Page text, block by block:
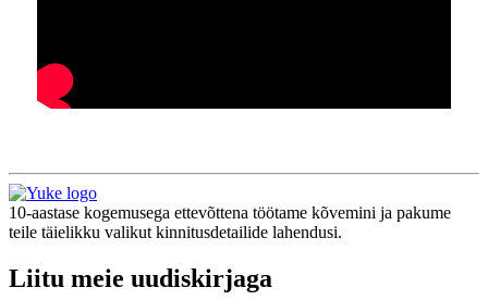
10-aastase kogemusega ettevõttena töötame kõvemini ja pakume
teile täielikku valikut kinnitusdetailide lahendusi.
Liitu meie uudiskirjaga